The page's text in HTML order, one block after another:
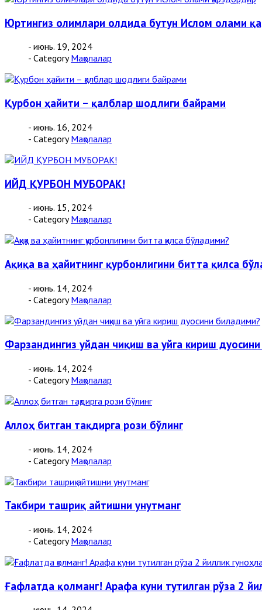
Юртингиз олимлари олдида бутун Ислом олами
- июнь. 19, 2024
- Category Мақолалар
Қурбон ҳайити – қалблар шодлиги байрами
- июнь. 16, 2024
- Category Мақолалар
ИЙД ҚУРБОН МУБОРАК!
- июнь. 15, 2024
- Category Мақолалар
Ақиқа ва ҳайитнинг қурбонлигини битта қилса
- июнь. 14, 2024
- Category Мақолалар
Фарзандингиз уйдан чиқиш ва уйга кириш
- июнь. 14, 2024
- Category Мақолалар
Аллоҳ битган тақдирга рози бўлинг
- июнь. 14, 2024
- Category Мақолалар
Такбири ташриқ айтишни унутманг
- июнь. 14, 2024
- Category Мақолалар
Ғафлатда қолманг! Арафа куни тутилган рўза 2